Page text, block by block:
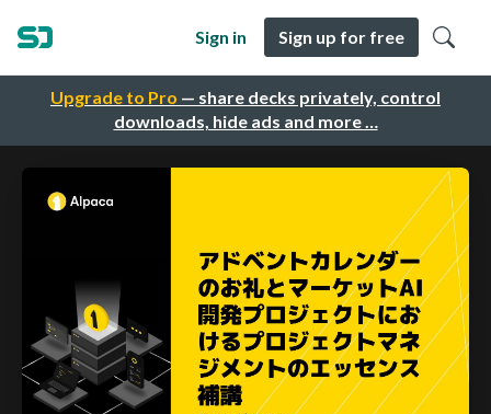
Upgrade to Pro — share decks privately, control
downloads, hide ads and more …
Sign in Sign up for free